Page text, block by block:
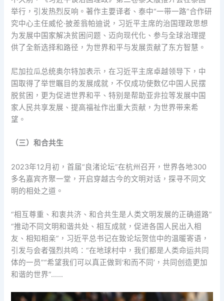
举行，引发热烈反响。著作主要译者、泰中“一带一路”合作研
究中心主任威伦·披差翁帕迪说，习近平主席的治国理政思想
为发展中国家解决贫困问题、迈向现代化、参与全球治理提
供了全新选择和路径，为世界和平与发展贡献了东方智慧。
尼加拉瓜总统奥尔特加表示，在习近平主席卓越领导下，中
国取得了举世瞩目的发展成就，不仅成功使数亿中国人民摆
脱贫困，更为促进世界和平、特别是帮助亚非拉等发展中国
家人民共享发展、提高福祉作出重大贡献，为世界带来希
望。
（三）和合共生
2023年12月初，首届“良渚论坛”在杭州召开，世界各地300
多名嘉宾齐聚一堂，开启穿越古今的文明对话，探寻不同文
明的相处之道。
“相互尊重、和衷共济、和合共生是人类文明发展的正确道路”
“推动不同文明和谐共处、相互成就，促进各国人民出入相
友、相知相亲”，习近平总书记在致论坛贺信中的温暖寄语，
引发与会者强烈共鸣：“在地球村中，我们都是人类命运共同
体的一员”“希望我们可以真正做到‘和而不同’，共同创造更加
和谐的世界”……